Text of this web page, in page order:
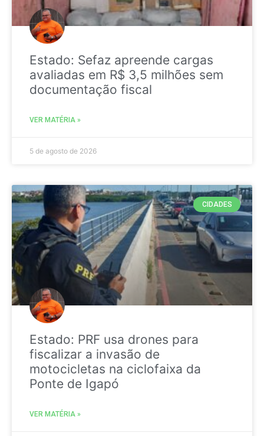
Estado: Sefaz apreende cargas
avaliadas em R$ 3,5 milhões sem
documentação fiscal
VER MATÉRIA »
5 de agosto de 2026
CIDADES
Estado: PRF usa drones para
fiscalizar a invasão de
motocicletas na ciclofaixa da
Ponte de Igapó
VER MATÉRIA »